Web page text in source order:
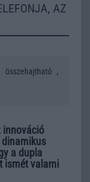
AZ
összehajtható ,
innováció
a dupla
ismét valami